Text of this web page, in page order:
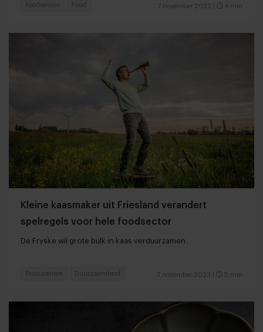
7 november 2023 4 min
Foodservice Food
Kleine kaasmaker uit Friesland verandert
spelregels voor hele foodsector
De Fryske wil grote bulk in kaas verduurzamen
7 november 2023 5 min
Producenten Duurzaamheid